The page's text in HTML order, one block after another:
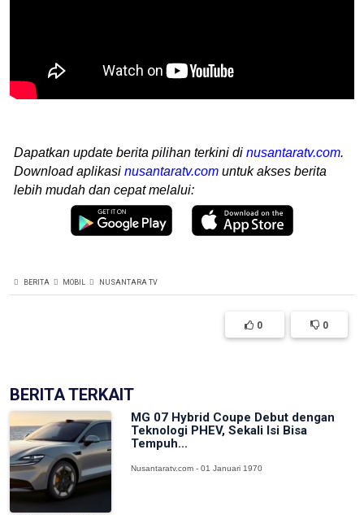
Dapatkan update berita pilihan terkini di nusantaratv.com.
Download aplikasi nusantaratv.com untuk akses berita
lebih mudah dan cepat melalui:
BERITA MOBIL NUSANTARA TV
0 0
BERITA TERKAIT
MG 07 Hybrid Coupe Debut dengan
Teknologi PHEV, Sekali Isi Bisa
Tempuh...
Nusantaratv.com - 01 Januari 1970